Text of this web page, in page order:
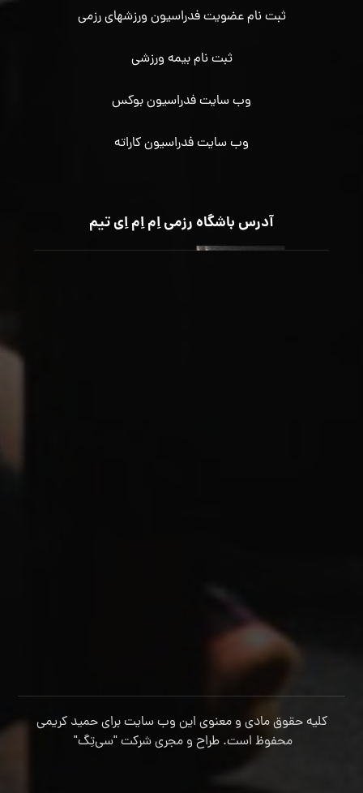
ثبت نام عضویت فدراسیون ورزشهای رزمی
ثبت نام بیمه ورزشی
وب سایت فدراسیون بوکس
وب سایت فدراسیون کاراته
آدرس باشگاه رزمی اِم اِم اِی تیم
کلیه حقوق مادی و معنوی این وب سایت برای حمید کریمی
محفوظ است. طراح و مجری شرکت"سی‌تِگ"